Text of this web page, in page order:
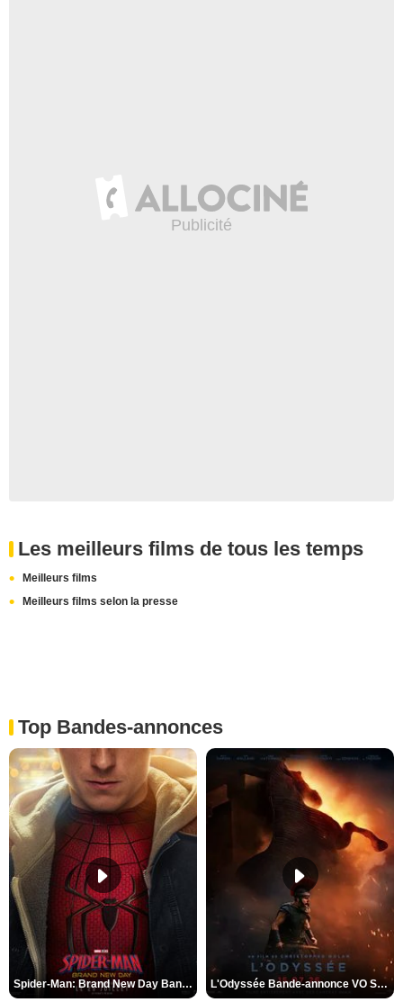
Les meilleurs films de tous les temps
Meilleurs films
Meilleurs films selon la presse
Top Bandes-annonces
Spider-Man: Brand New Day Bande-annonce VO STFR L'Odyssée Bande-annonce VO STFR